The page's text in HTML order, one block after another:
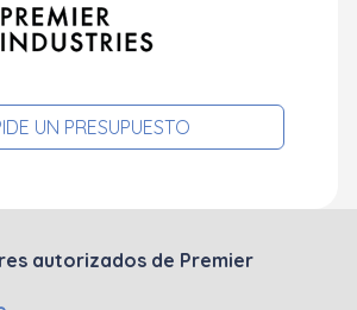
UN PRESUPUESTO
autorizados de Premier